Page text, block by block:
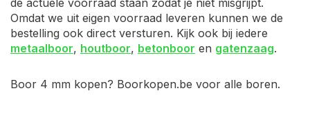
de actuele voorraad staan zodat je niet misgrijpt.
Omdat we uit eigen voorraad leveren kunnen we de
bestelling ook direct versturen. Kijk ook bij iedere
metaalboor, houtboor, betonboor en gatenzaag.
Boor 4 mm kopen? Boorkopen.be voor alle boren.